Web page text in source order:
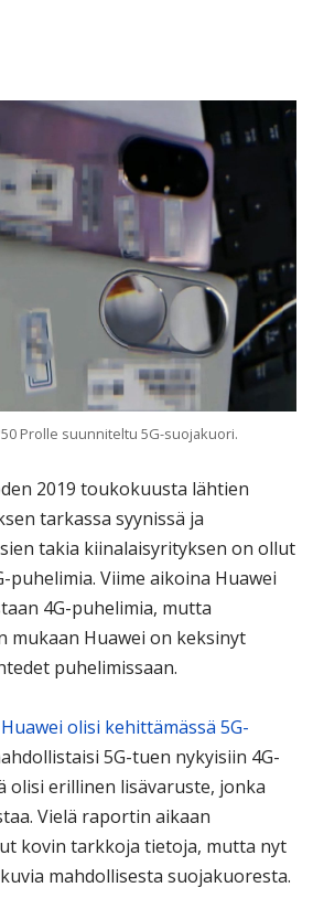
Prolle suunniteltu 5G-suojakuori.
2019 toukokuusta lähtien
tarkassa syynissä ja
takia kiinalaisyrityksen on ollut
puhelimia. Viime aikoina Huawei
4G-puhelimia, mutta
Huawei on keksinyt
puhelimissaan.
olisi kehittämässä 5G-
5G-tuen nykyisiin 4G-
olisi erillinen lisävaruste, jonka
Vielä raportin aikaan
kovin tarkkoja tietoja, mutta nyt
mahdollisesta suojakuoresta.